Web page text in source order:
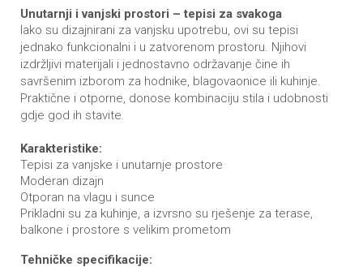
Unutarnji i vanjski prostori – tepisi za svakoga
Iako su dizajnirani za vanjsku upotrebu, ovi su tepisi
jednako funkcionalni i u zatvorenom prostoru. Njihovi
izdržljivi materijali i jednostavno održavanje čine ih
savršenim izborom za hodnike, blagovaonice ili kuhinje.
Praktične i otporne, donose kombinaciju stila i udobnosti
gdje god ih stavite.
Karakteristike:
Tepisi za vanjske i unutarnje prostore
Moderan dizajn
Otporan na vlagu i sunce
Prikladni su za kuhinje, a izvrsno su rješenje za terase,
balkone i prostore s velikim prometom
Tehničke specifikacije: